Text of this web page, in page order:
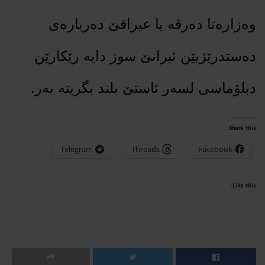
وەزارەتا دەرڤە یا عیراقێ دەربارەی
دەستدرێژیێن ئیرانێ سوز دایە رێکارێن
دبلۆماسی لسەر ئاستێ بلند بگریتە بەر.
Share this:
Facebook
Threads
Telegram
Like this: